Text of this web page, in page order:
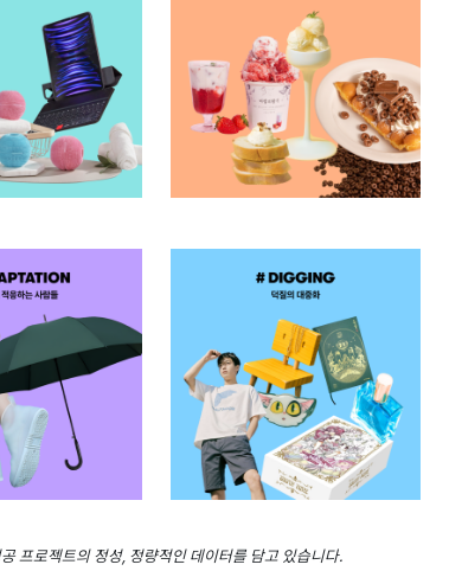
프로젝트의 정성, 정량적인 데이터를 담고 있습니다.